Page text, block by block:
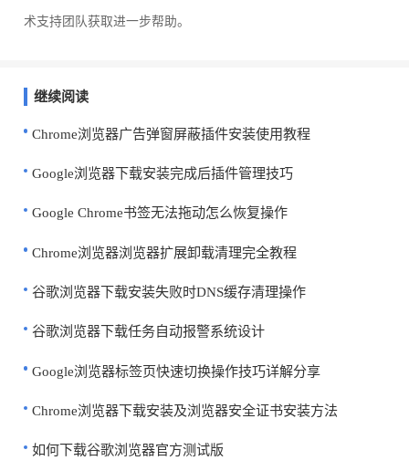
术支持团队获取进一步帮助。
继续阅读
Chrome浏览器广告弹窗屏蔽插件安装使用教程
Google浏览器下载安装完成后插件管理技巧
Google Chrome书签无法拖动怎么恢复操作
Chrome浏览器浏览器扩展卸载清理完全教程
谷歌浏览器下载安装失败时DNS缓存清理操作
谷歌浏览器下载任务自动报警系统设计
Google浏览器标签页快速切换操作技巧详解分享
Chrome浏览器下载安装及浏览器安全证书安装方法
如何下载谷歌浏览器官方测试版